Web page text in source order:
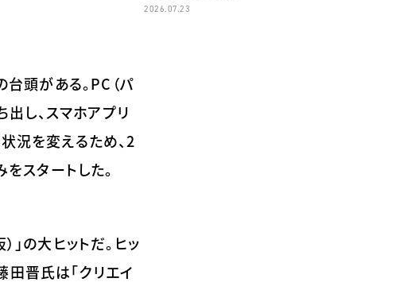
頭がある。PC（パ
し、スマホアプリ
況を変えるため、2
スタートした。
の大ヒットだ。ヒッ
晋氏は「クリエイ
2026.07.23